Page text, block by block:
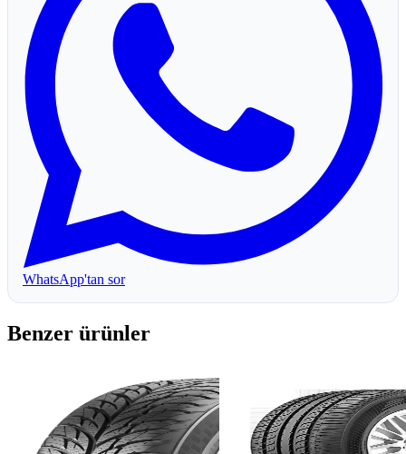
WhatsApp'tan sor
Benzer ürünler